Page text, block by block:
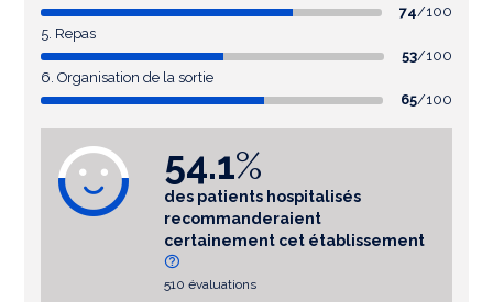
74/100
5. Repas
53/100
6. Organisation de la sortie
65/100
54.1%
des patients hospitalisés
recommanderaient
certainement cet établissement
510 évaluations